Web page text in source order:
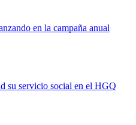
en la campaña anual
su servicio social en el HGQ